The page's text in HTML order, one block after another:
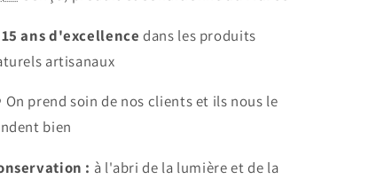
15 ans d'excellence dans les produits
artisanaux
prend soin de nos clients et ils nous le
bien
: à l'abri de la lumière et de la